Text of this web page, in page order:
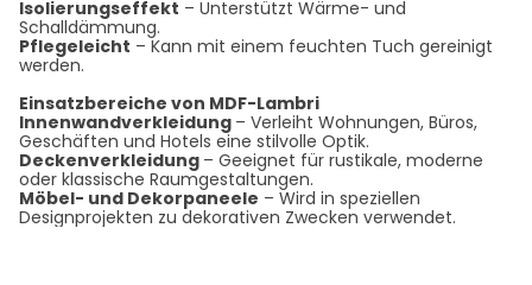
Isolierungseffekt – Unterstützt Wärme- und
Schalldämmung.
Pflegeleicht – Kann mit einem feuchten Tuch gereinigt
werden.
Einsatzbereiche von MDF-Lambri
Innenwandverkleidung – Verleiht Wohnungen, Büros,
Geschäften und Hotels eine stilvolle Optik.
Deckenverkleidung – Geeignet für rustikale, moderne
oder klassische Raumgestaltungen.
Möbel- und Dekorpaneele – Wird in speziellen
Designprojekten zu dekorativen Zwecken verwendet.